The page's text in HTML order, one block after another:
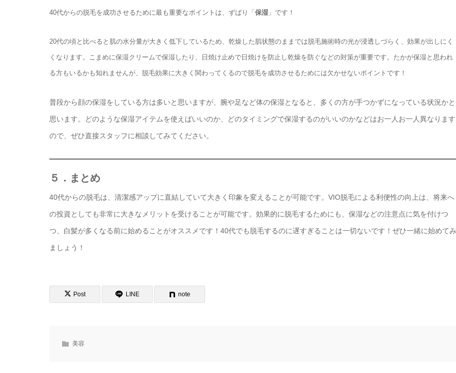
40代からの脱毛を成功させるために最も重要なポイントは、ずばり「 保湿 」です！
20代の頃と比べると肌の水分量が大きく低下しているため、乾燥した肌状態のままでは脱毛施術時の光が浸透しづらく、効果が出しにく
くなります。こまめに保湿クリームで保湿したり、日焼け止めで日焼けを防止し乾燥を防ぐなどの対策が重要です。たかが保湿と思われ
る方もいるかも知れませんが、脱毛効果に大きく関わってくるので脱毛を成功させるためには欠かせないポイントです！
普段から顔の保湿をしている方は多いと思いますが、腕や足など体の保湿となると、多くの方が手つかずになっている状況かと
思います。どのような保湿アイテムを使えばいいのか、どのタイミングで保湿するのがいいのかなどはお一人お一人異なります
ので、ぜひ直接スタッフに相談してみてください。
５．まとめ
40代からの脱毛は、清潔感アップに直結していて大きく印象を変えることが可能です。VIO脱毛による利便性の向上は、将来へ
の投資としても非常に大きなメリットを受けることが可能です。効果的に脱毛するためにも、保湿などの注意点に気を付けつ
つ、白髪が多くなる前に始めることがオススメです！40代でも脱毛するのに遅すぎることは一切ないです！ぜひ一緒に始めてみ
ましょう！
Post LINE note
美容